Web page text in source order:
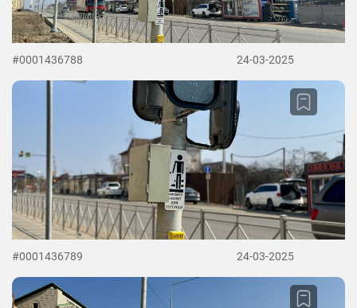
#0001436788 24-03-2025
#0001436789 24-03-2025